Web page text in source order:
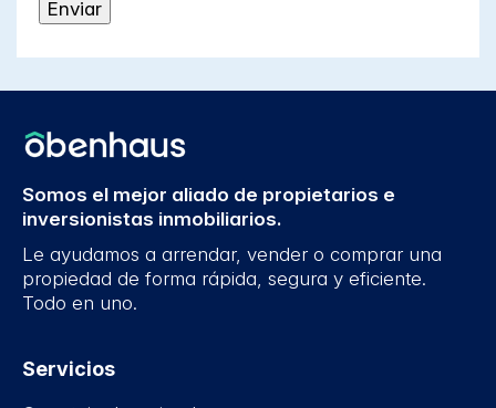
Somos el mejor aliado de propietarios e
inversionistas inmobiliarios.
Le ayudamos a arrendar, vender o comprar una
propiedad de forma rápida, segura y eficiente.
Todo en uno.
Servicios